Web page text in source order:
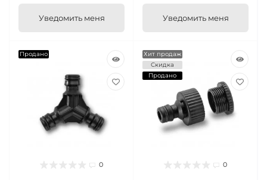
Уведомить меня Уведомить меня
Продано
0
Хит продаж
Скидка
Продано
0